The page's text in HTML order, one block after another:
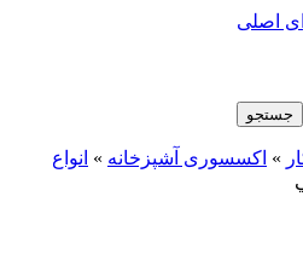
اصلی
جستجو
» اکسسوری آشپزخانه » انواع